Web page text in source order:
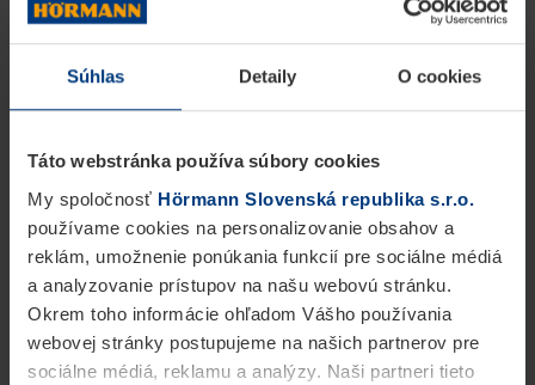
Súhlas Detaily O cookies
Táto webstránka používa súbory cookies
My spoločnosť Hörmann Slovenská republika s.r.o.
používame cookies na personalizovanie obsahov a
reklám, umožnenie ponúkania funkcií pre sociálne médiá
a analyzovanie prístupov na našu webovú stránku.
Okrem toho informácie ohľadom Vášho používania
webovej stránky postupujeme na našich partnerov pre
sociálne médiá, reklamu a analýzy. Naši partneri tieto
Porovnanie našich výrobkov
RotaMatic
RotaMatic P
RotaMatic PL